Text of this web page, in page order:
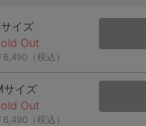
イズ
Out
6,490（税込）
サイズ
Out
6,490（税込）